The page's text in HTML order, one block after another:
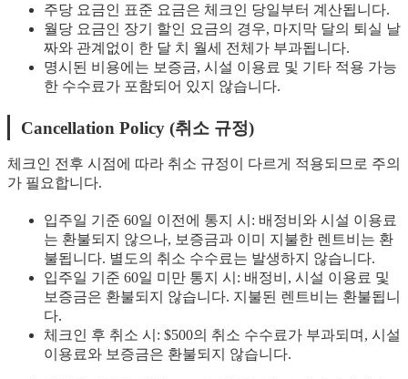
주당 요금인 표준 요금은 체크인 당일부터 계산됩니다.
월당 요금인 장기 할인 요금의 경우, 마지막 달의 퇴실 날
짜와 관계없이 한 달 치 월세 전체가 부과됩니다.
명시된 비용에는 보증금, 시설 이용료 및 기타 적용 가능
한 수수료가 포함되어 있지 않습니다.
Cancellation Policy (취소 규정)
체크인 전후 시점에 따라 취소 규정이 다르게 적용되므로 주의
가 필요합니다.
입주일 기준 60일 이전에 통지 시: 배정비와 시설 이용료
는 환불되지 않으나, 보증금과 이미 지불한 렌트비는 환
불됩니다. 별도의 취소 수수료는 발생하지 않습니다.
입주일 기준 60일 미만 통지 시: 배정비, 시설 이용료 및
보증금은 환불되지 않습니다. 지불된 렌트비는 환불됩니
다.
체크인 후 취소 시: $500의 취소 수수료가 부과되며, 시설
이용료와 보증금은 환불되지 않습니다.